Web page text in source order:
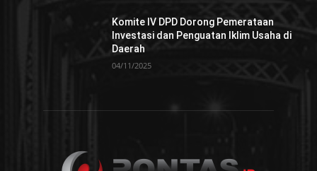
Komite IV DPD Dorong Pemerataan
Investasi dan Penguatan Iklim Usaha di
Daerah
04/11/2025